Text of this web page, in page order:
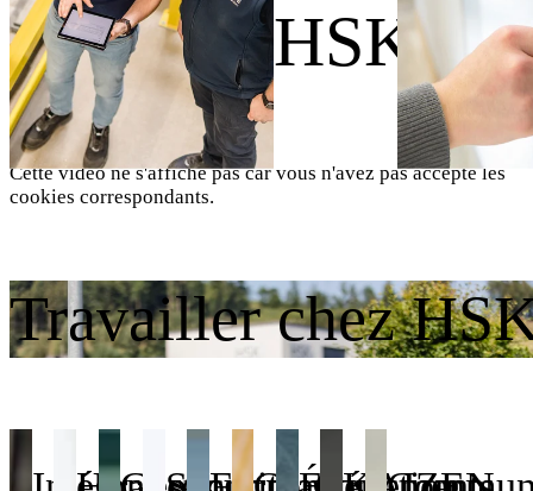
Wir sind HSK.
Cette vidéo ne s'affiche pas car vous n'avez pas accepté les
cookies correspondants.
Travailler chez